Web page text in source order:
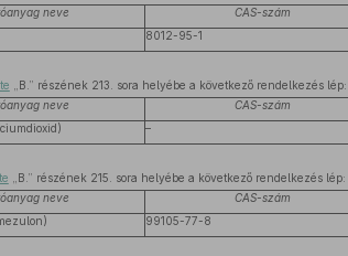
neve CAS-szám
8012-95-1
„B.” részének 213. sora helyébe a következő rendelkezés lép:
neve CAS-szám
–
„B.” részének 215. sora helyébe a következő rendelkezés lép:
neve CAS-szám
99105-77-8